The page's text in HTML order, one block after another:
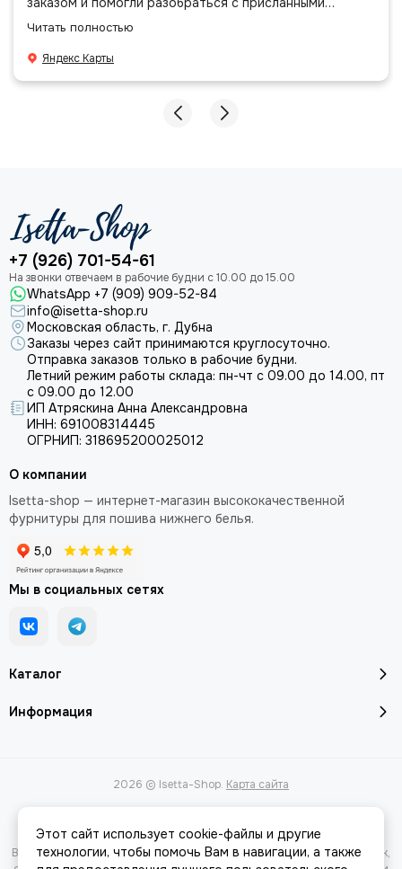
даже есть подарочек, очень приятно. Спасибо
большое команде!
Читать полностью
Яндекс Карты
+7 (926) 701-54-61
WhatsApp +7 (909) 909-52-84
info@isetta-shop.ru
Московская область, г. Дубна
Заказы через сайт принимаются круглосуточно.
Отправка заказов только в рабочие будни.
Летний режим работы склада: пн-чт с 09.00 до 14.00, пт
с 09.00 до 12.00
ИП Атряскина Анна Александровна
ИНН: 691008314445
ОГРНИП: 318695200025012
Каталог
Информация
О компании
Isetta-shop — интернет-магазин высококачественной
фурнитуры для пошива нижнего белья.
Мы в социальных сетях
2026 © Isetta-Shop. Карта сайта
Вся представленная на сайте информация, касающаяся характеристик,
Этот сайт использует cookie-файлы и другие
технологии, чтобы помочь Вам в навигации, а также